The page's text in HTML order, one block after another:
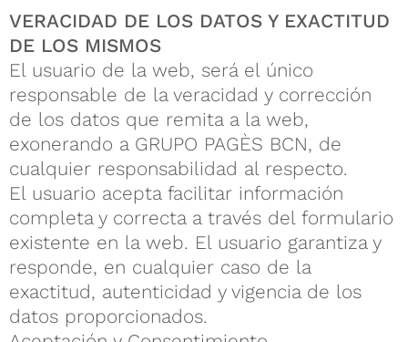
VERACIDAD DE LOS DATOS Y EXACTITUD
DE LOS MISMOS
El usuario de la web, será el único
responsable de la veracidad y corrección
de los datos que remita a la web,
exonerando a GRUPO PAGÈS BCN, de
cualquier responsabilidad al respecto.
El usuario acepta facilitar información
completa y correcta a través del formulario
existente en la web. El usuario garantiza y
responde, en cualquier caso de la
exactitud, autenticidad y vigencia de los
datos proporcionados.